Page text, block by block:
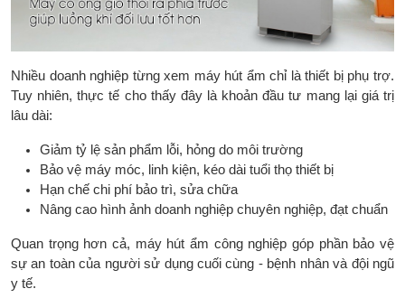
Nhiều doanh nghiệp từng xem máy hút ẩm chỉ là thiết bị phụ trợ.
Tuy nhiên, thực tế cho thấy đây là khoản đầu tư mang lại giá trị
lâu dài:
Giảm tỷ lệ sản phẩm lỗi, hỏng do môi trường
Bảo vệ máy móc, linh kiện, kéo dài tuổi thọ thiết bị
Hạn chế chi phí bảo trì, sửa chữa
Nâng cao hình ảnh doanh nghiệp chuyên nghiệp, đạt chuẩn
Quan trọng hơn cả, máy hút ẩm công nghiệp góp phần bảo vệ
sự an toàn của người sử dụng cuối cùng - bệnh nhân và đội ngũ
y tế.